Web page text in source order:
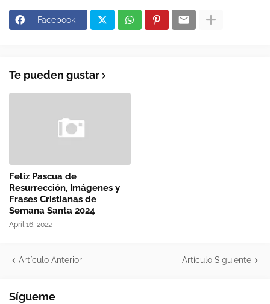
Facebook
Te pueden gustar
Feliz Pascua de
Resurrección, Imágenes y
Frases Cristianas de
Semana Santa 2024
April 16, 2022
Artículo Anterior Artículo Siguiente
Sígueme